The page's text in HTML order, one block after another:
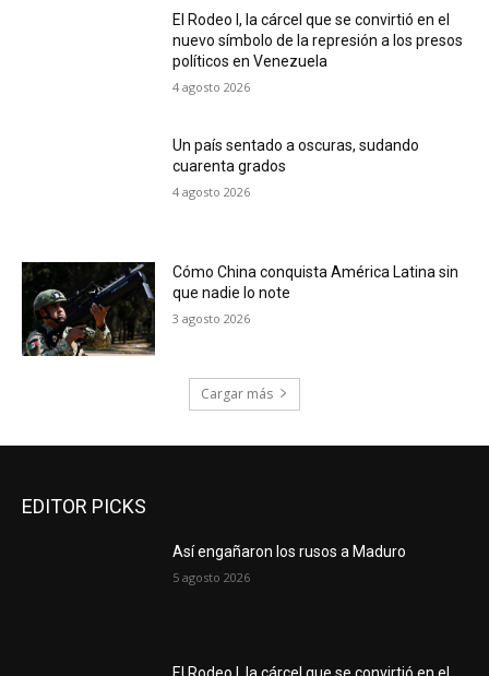
El Rodeo I, la cárcel que se convirtió en el
nuevo símbolo de la represión a los presos
políticos en Venezuela
4 agosto 2026
Un país sentado a oscuras, sudando
cuarenta grados
4 agosto 2026
Cómo China conquista América Latina sin
que nadie lo note
3 agosto 2026
Cargar más
EDITOR PICKS
Así engañaron los rusos a Maduro
5 agosto 2026